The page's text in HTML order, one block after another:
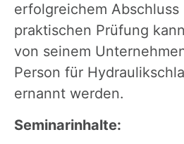
erfolgreichem Abschluss
praktischen Prüfung
von seinem
Person für
ernannt werden.
Seminarinhalte: